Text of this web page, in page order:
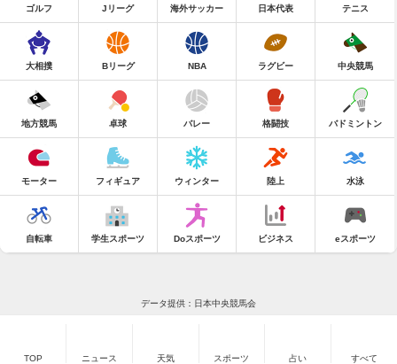
ゴルフ Jリーグ 海外サッカー 日本代表 テニス
大相撲 Bリーグ NBA ラグビー 中央競馬
地方競馬 卓球 バレー 格闘技 バドミントン
モーター フィギュア ウィンター 陸上 水泳
自転車 学生スポーツ Doスポーツ ビジネス eスポーツ
データ提供：日本中央競馬会
TOP ニュース 天気 スポーツ 占い すべて